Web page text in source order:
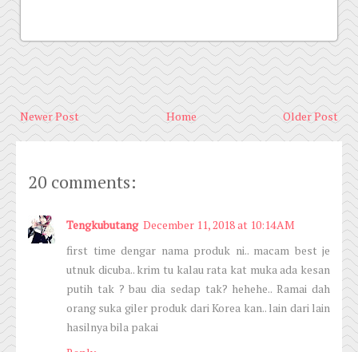
Newer Post Older Post
Home
20 comments:
Tengkubutang December 11, 2018 at 10:14 AM
first time dengar nama produk ni.. macam best je
utnuk dicuba.. krim tu kalau rata kat muka ada kesan
putih tak ? bau dia sedap tak? hehehe.. Ramai dah
orang suka giler produk dari Korea kan.. lain dari lain
hasilnya bila pakai